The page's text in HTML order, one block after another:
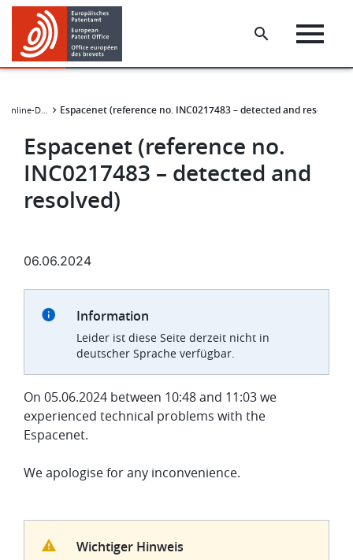
Skip
main
content
Skip
footer
Verfügbarkeit der Online-Dienste Espacenet (reference no. INC0217483 – detected and resolved)
Espacenet (reference no.
INC0217483 – detected and
resolved)
06.06.2024
Information
Leider ist diese Seite derzeit nicht in
deutscher Sprache verfügbar.
On 05.06.2024 between 10:48 and 11:03 we
experienced technical problems with the
Espacenet.
We apologise for any inconvenience.
Wichtiger Hinweis